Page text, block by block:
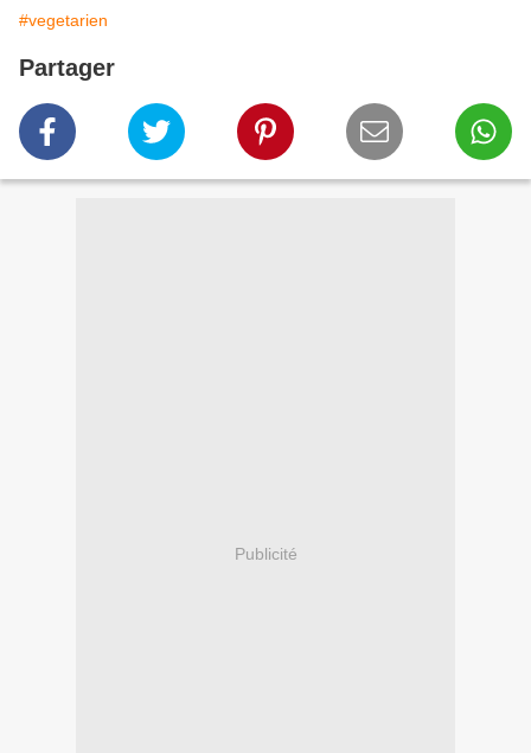
#vegetarien
Partager
Publicité